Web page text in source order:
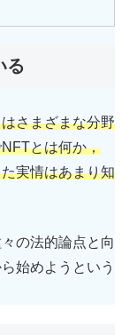
る
さまざまな分野
とは何か，
実情はあまり知
の法的論点と向
始めようという